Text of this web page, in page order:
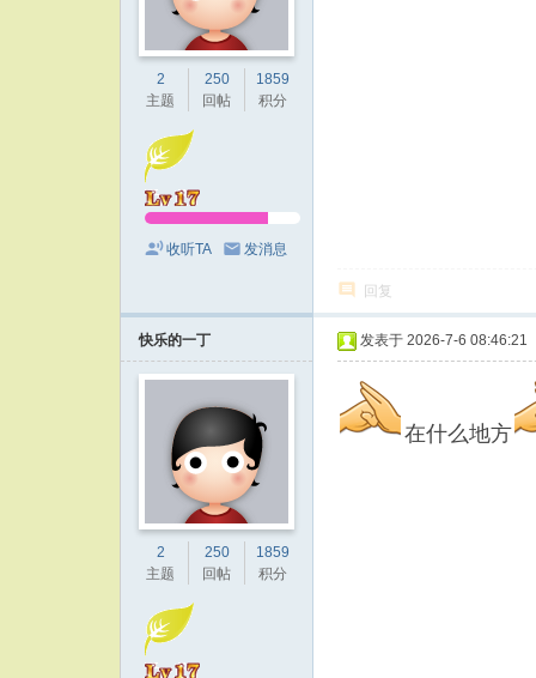
2
主题
250
回帖
1859
积分
收听TA 发消息
回复
快乐的一丁
2
主题
250
回帖
1859
积分
发表于 2026-7-6 08:46:21
在什么地方